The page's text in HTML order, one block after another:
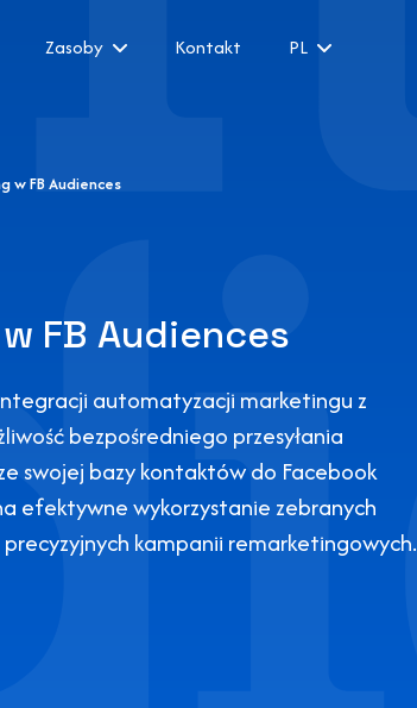
Zasoby Kontakt PL
w FB Audiences
FB Audiences
automatyzacji marketingu z
bezpośredniego przesyłania
swojej bazy kontaktów do Facebook
efektywne wykorzystanie zebranych
kampanii remarketingowych.